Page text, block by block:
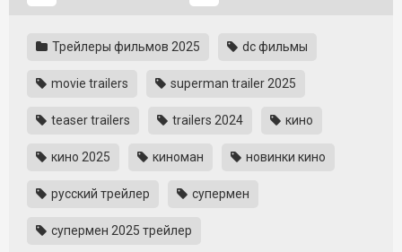
Трейлеры фильмов 2025 dc фильмы
movie trailers superman trailer 2025
teaser trailers trailers 2024 кино
кино 2025 киноман новинки кино
русский трейлер супермен
супермен 2025 трейлер